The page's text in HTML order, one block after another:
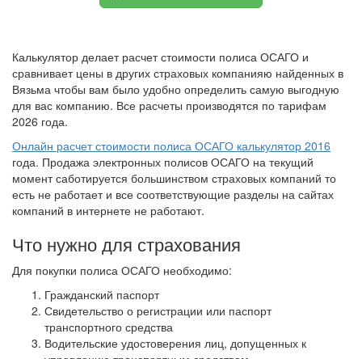
Калькулятор делает расчет стоимости полиса ОСАГО и
сравнивает цены в других страховых компанияю найденных в
Вязьма чтобы вам было удобно определить самую выгодную
для вас компанию. Все расчеты производятся по тарифам
2026 года.
Онлайн расчет стоимости полиса ОСАГО калькулятор 2016
года. Продажа электронных полисов ОСАГО на текущий
момент саботируется большинством страховых компаний то
есть не работает и все соответствующие разделы на сайтах
компаний в интернете не работают.
Что нужно для страхования
Для покупки полиса ОСАГО необходимо:
Гражданский паспорт
Свидетельство о регистрации или паспорт
транспортного средства
Водительские удостоверения лиц, допущенных к